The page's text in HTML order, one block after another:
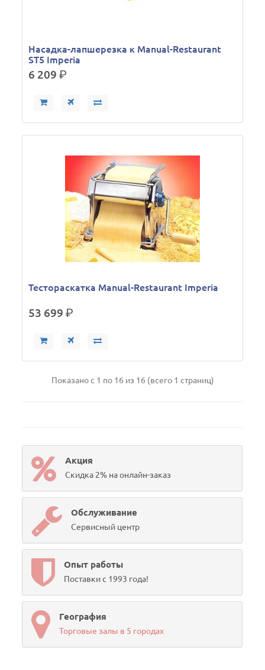
Насадка-лапшерезка к Manual-Restaurant
ST5 Imperia
6 209р.
Тестораскатка Manual-Restaurant Imperia
53 699р.
Показано с 1 по 16 из 16 (всего 1 страниц)
Акция
Скидка 2% на онлайн-заказ
Обслуживание
Сервисный центр
Опыт работы
Поставки с 1993 года!
География
Торговые залы в 5 городах